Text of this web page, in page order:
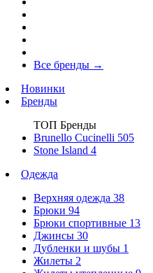
Все бренды →
Новинки
Бренды
ТОП Бренды
Brunello Cucinelli 505
Stone Island 4
Одежда
Верхняя одежда 38
Брюки 94
Брюки спортивные 13
Джинсы 30
Дубленки и шубы 1
Жилеты 2